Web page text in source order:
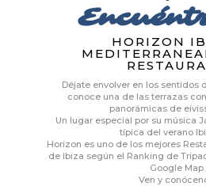
HORIZON
Déjate envolver en los sentidos
conoce una de las terrazas
panorámicas de
Un lugar especial por su música
típica del verano
Horizon es uno de los mejores
de Ibiza según el Ranking de
Google Map.
Ven y